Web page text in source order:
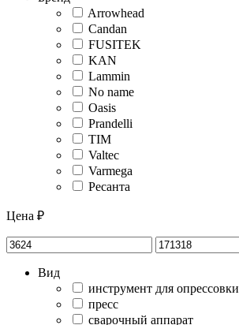
Arrowhead
Candan
FUSITEK
KAN
Lammin
No name
Oasis
Prandelli
TIM
Valtec
Varmega
Ресанта
Цена ₽
Вид
инструмент для опрессовки
пресс
сварочный аппарат